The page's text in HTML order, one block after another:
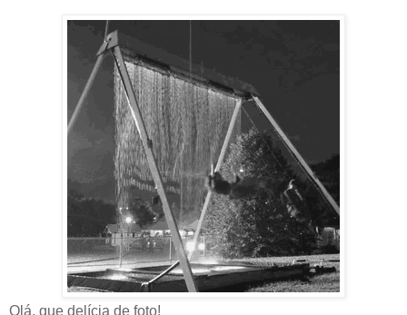
Olá, que delícia de foto!